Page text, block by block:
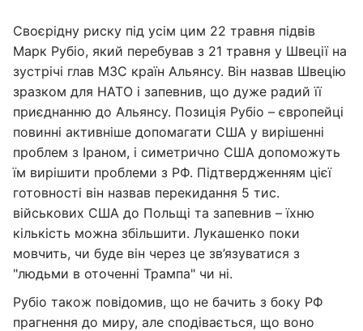
Своєрідну риску під усім цим 22 травня підвів
Марк Рубіо, який перебував з 21 травня у Швеції на
зустрічі глав МЗС країн Альянсу. Він назвав Швецію
зразком для НАТО і запевнив, що дуже радий її
приєднанню до Альянсу. Позиція Рубіо – європейці
повинні активніше допомагати США у вирішенні
проблем з Іраном, і симетрично США допоможуть
їм вирішити проблеми з РФ. Підтвердженням цієї
готовності він назвав перекидання 5 тис.
військових США до Польщі та запевнив – їхню
кількість можна збільшити. Лукашенко поки
мовчить, чи буде він через це зв’язуватися з
"людьми в оточенні Трампа" чи ні.
Рубіо також повідомив, що не бачить з боку РФ
прагнення до миру, але сподівається, що воно